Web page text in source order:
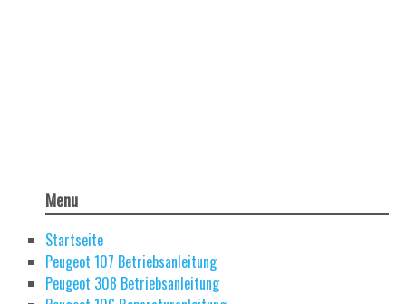
Menu
Startseite
Peugeot 107 Betriebsanleitung
Peugeot 308 Betriebsanleitung